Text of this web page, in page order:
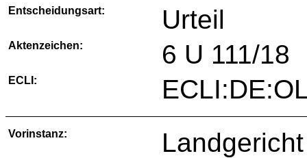
Entscheidungsart: Urteil
Aktenzeichen: 6 U 111/18
ECLI:
Vorinstanz: